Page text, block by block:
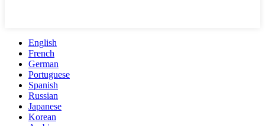
English
French
German
Portuguese
Spanish
Russian
Japanese
Korean